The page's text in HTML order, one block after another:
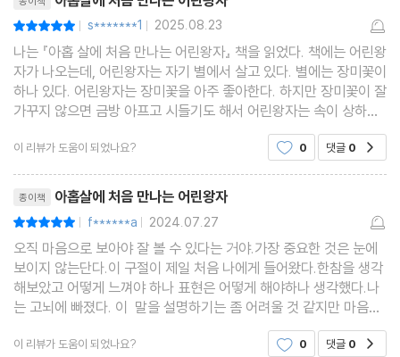
| s*******1 | 2025.08.23
나는 『아홉 살에 처음 만나는 어린왕자』 책을 읽었다. 책에는 어린왕
자가 나오는데, 어린왕자는 자기 별에서 살고 있다. 별에는 장미꽃이
하나 있다. 어린왕자는 장미꽃을 아주 좋아한다. 하지만 장미꽃이 잘
가꾸지 않으면 금방 아프고 시들기도 해서 어린왕자는 속이 상하기
도 한다. 나는 어린왕자가 장미꽃을 아끼는 모습이 귀엽고 예쁘다고
생각했다.어린왕자는 자기 별에서 다른
이 리뷰가 도움이 되었나요? 0 댓글 0
종이책 아홉살에 처음 만나는 어린왕자
| f******a | 2024.07.27
오직 마음으로 보아야 잘 볼 수 있다는 거야.가장 중요한 것은 눈에
보이지 않는단다.이 구절이 제일 처음 나에게 들어왔다.한참을 생각
해보았고 어떻게 느껴야 하나 표현은 어떻게 해야하나 생각했다.나
는 고뇌에 빠졌다. 이 말을 설명하기는 좀 어려울 것 같지만 마음으
로 충분히 이해할 수는 있을 것 같다.우리가 길을 걸으며 그냥 지나
치는 수많은 것들. 길가에 알록달록 제 색을 한
이 리뷰가 도움이 되었나요? 0 댓글 0